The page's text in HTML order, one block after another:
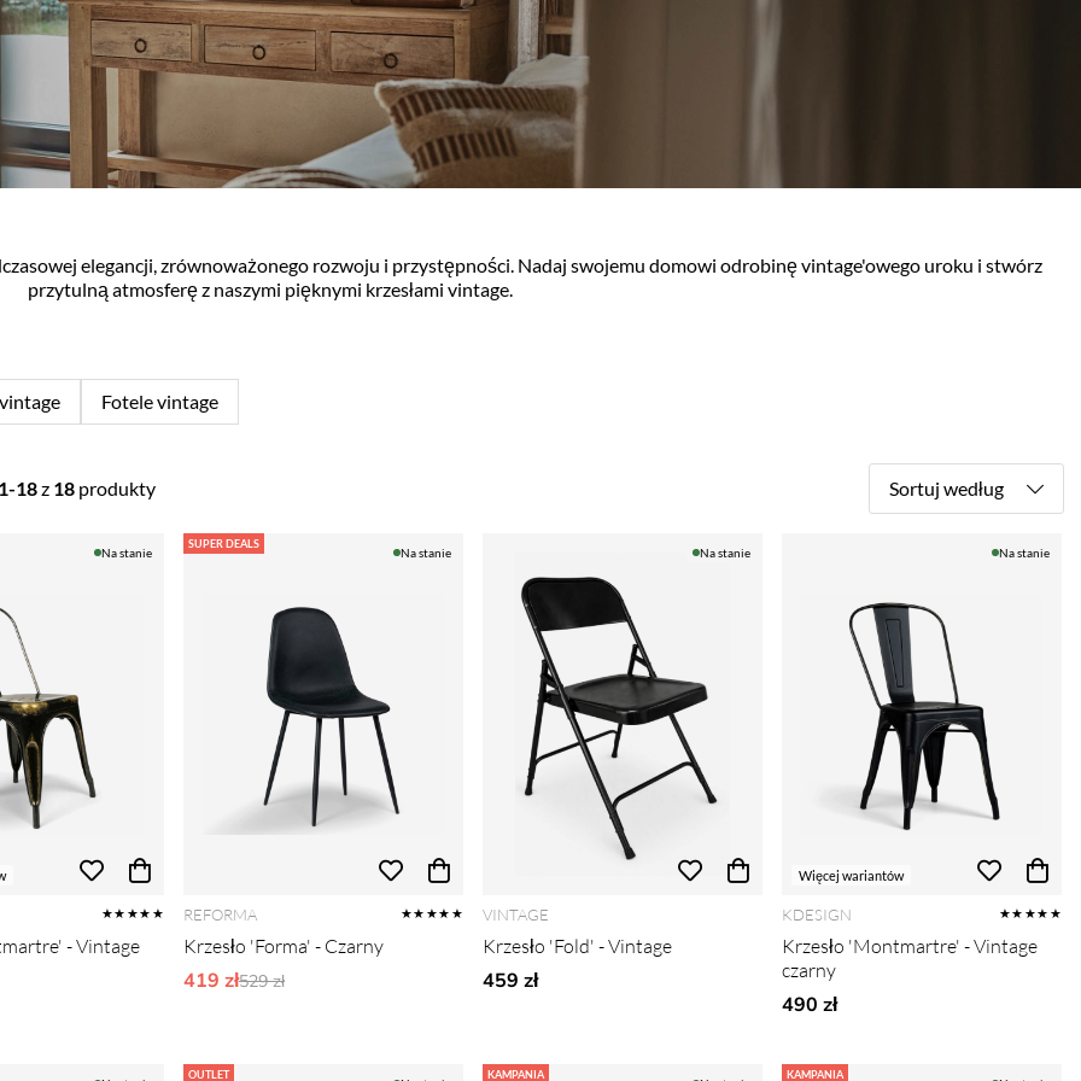
elegancji, zrównoważonego rozwoju i przystępności. Nadaj swojemu domowi odrobinę vintage'owego uroku i stwórz
przytulną atmosferę z naszymi pięknymi krzesłami vintage.
Fotele vintage
1-18z 18 produkty Sortuj według
Na stanie
★★★★★
- Vintage
ceny:
SUPER DEALS
Na stanie
REFORMA ★★★★★
Krzesło 'Forma' - Czarny
419 złOrdynarne ceny:
529 zł
Na stanie
VINTAGE
Krzesło 'Fold' - Vintage
459 zł
Więcej wariantów
Na stanie
KDESIGN ★★★★★
Krzesło 'Montmartre' - Vintage
czarny
490 zł
OUTLET KAMPANIA KAMPANIA